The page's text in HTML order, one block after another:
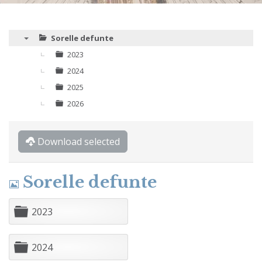
Sorelle defunte
2023
2024
2025
2026
Download selected
Immagine
Sorelle defunte
C
a
r
t
e
2023
C
a
2024